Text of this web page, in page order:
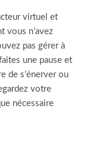
virtuel et
vous n’avez
pas gérer à
une pause et
de s’énerver ou
votre
nécessaire